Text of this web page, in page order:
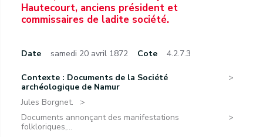
Hautecourt, anciens président et
commissaires de ladite société.
Date samedi 20 avril 1872 Cote 4.2.7.3
Contexte : Documents de la Société
archéologique de Namur
Jules Borgnet.
Documents annonçant des manifestations
folkloriques,...